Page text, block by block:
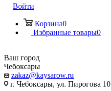
Войти
Корзина0
Избранные товары0
Ваш город
Чебоксары
zakaz@kaysarow.ru
г. Чебоксары, ул. Пирогова 10